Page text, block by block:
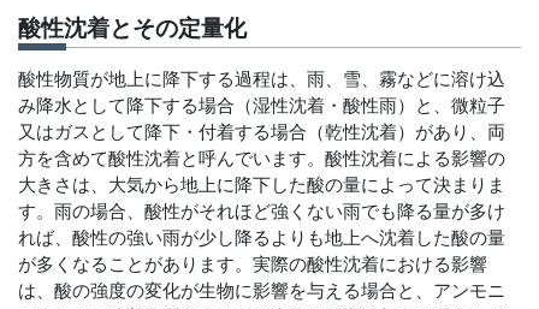
酸性沈着とその定量化
酸性物質が地上に降下する過程は、雨、雪、霧などに溶け込
み降水として降下する場合（湿性沈着・酸性雨）と、微粒子
又はガスとして降下・付着する場合（乾性沈着）があり、両
方を含めて酸性沈着と呼んでいます。酸性沈着による影響の
大きさは、大気から地上に降下した酸の量によって決まりま
す。雨の場合、酸性がそれほど強くない雨でも降る量が多け
れば、酸性の強い雨が少し降るよりも地上へ沈着した酸の量
が多くなることがあります。実際の酸性沈着における影響
は、酸の強度の変化が生物に影響を与える場合と、アンモニ